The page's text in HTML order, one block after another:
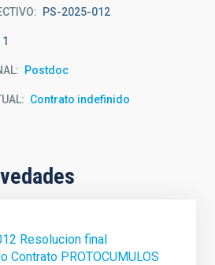
PS-2025-012
1
Postdoc
Contrato indefinido
Resolucion final
Contrato PROTOCUMULOS